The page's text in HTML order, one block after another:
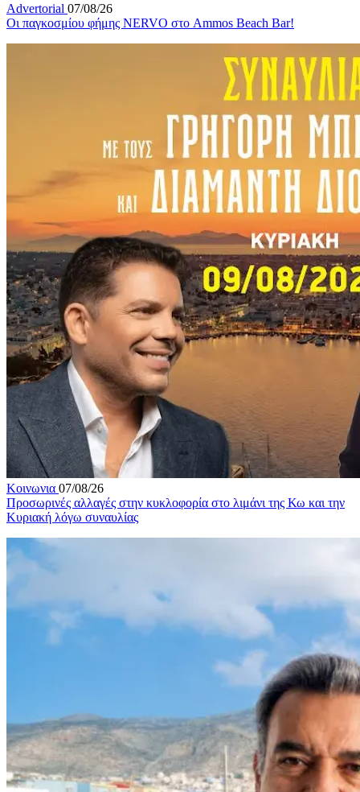
Advertorial 07/08/26
Οι παγκοσμίου φήμης NERVO στο Ammos Beach Bar!
Κοινωνια 07/08/26
Προσωρινές αλλαγές στην κυκλοφορία στο λιμάνι της Κω και την
Κυριακή λόγω συναυλίας